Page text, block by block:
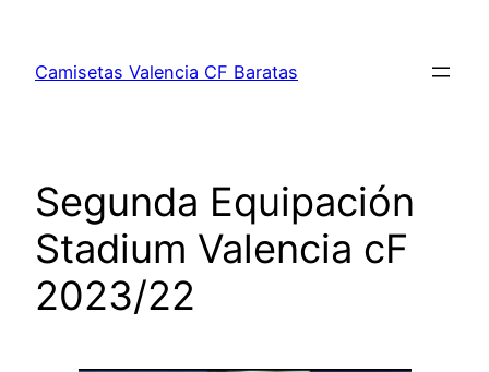
contenido
Camisetas Valencia CF Baratas
Segunda Equipación
Stadium Valencia cF
2023/22